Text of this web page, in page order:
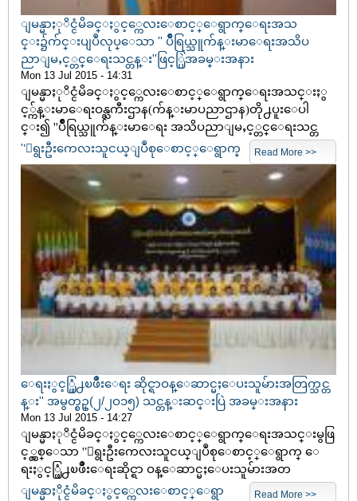
ျမန္မာႏုိင္ငံမိခင္ႏွင့္ကေလးေစာင့္ေရွာက္ေရးအသ
င္း၌က်င္းပျပဳလုပ္ေသာ '' ပ်ိဳရြယ္သူက်န္းမာေရးအသိပ
ညာျမႇင့္တင္ေရးသင္တန္း''ဖြင့္ပြဲအခမ္းအနား
Mon 13 Jul 2015 - 14:31
ျမန္မာႏုိင္ငံမိခင္ႏွင့္ကေလးေစာင့္ေရွာက္ေရးအသင္းႏွ
င့္က်န္းမာေရးဝန္ႀကီးဌာန(က်န္းမာပညာဌာန)တို႕ပူးေပါ
င္း၍ ''ပ်ိဳရြယ္သူက်န္းမာေရး အသိပညာျမႇင့္တင္ေရးသင္တ
Read More >>
''ေရွးဦးကေလးသူငယ္ျပဳစုေစာင့္ေရွာက္
ေရးႏွင့္ဖြံ႕ၿဖိဳးေရး ဆိုင္ရာဝန္ေဆာင္မႈေပးသူမ်ားအတြက္သင္တ
န္း'' အမွတ္စဥ္(၂/၂ဝ၁၅) သင္တန္းဆင္းပြဲ အခမ္းအနား
Mon 13 Jul 2015 - 14:27
ျမန္မာႏုိင္ငံမိခင္ႏွင့္ကေလးေစာင့္ေရွာက္ေရးအသင္းမွဖြ
င့္လွစ္ေသာ ''ေရွးဦးကေလးသူငယ္ျပဳစုေစာင့္ေရွာက္ ေ
ရးႏွင့္ဖြံ႕ၿဖိဳးေရးဆိုင္ရာ ဝန္ေဆာင္မႈေပးသူမ်ားအတ
Read More >>
ျမန္မာႏိုင္ငံမိခင္ႏွင့္ကေလးေစာင့္ေရွာ